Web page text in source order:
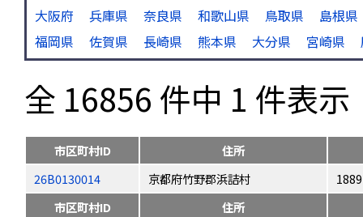
大阪府
兵庫県 奈良県 和歌山県 鳥取県
島根県
福岡県
佐賀県 長崎県 熊本県 大分県 宮崎県
全 16856 件中 1 件表示
市区町村ID
住所
26B0130014
京都府竹野郡浜詰村
市区町村ID
住所